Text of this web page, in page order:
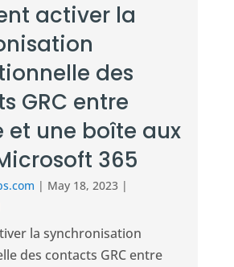
activer la
des
GRC entre
et une boîte aux
365
| May 18, 2023|
la synchronisation
des contacts GRC entre